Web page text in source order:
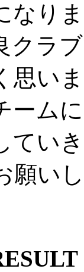
なり
クラ
思い
ーム
てい
願い